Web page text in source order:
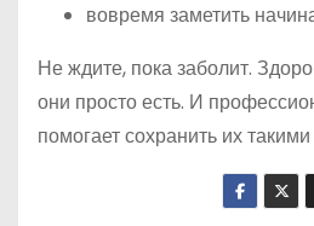
вовремя заметить
Не ждите, пока заболит.
они просто есть. И
помогает сохранить их